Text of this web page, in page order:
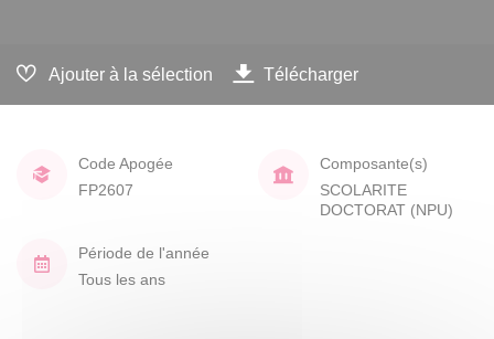
Ajouter à la sélection Télécharger
Code Apogée
FP2607
Composante(s)
SCOLARITE
DOCTORAT (NPU)
Période de l'année
Tous les ans